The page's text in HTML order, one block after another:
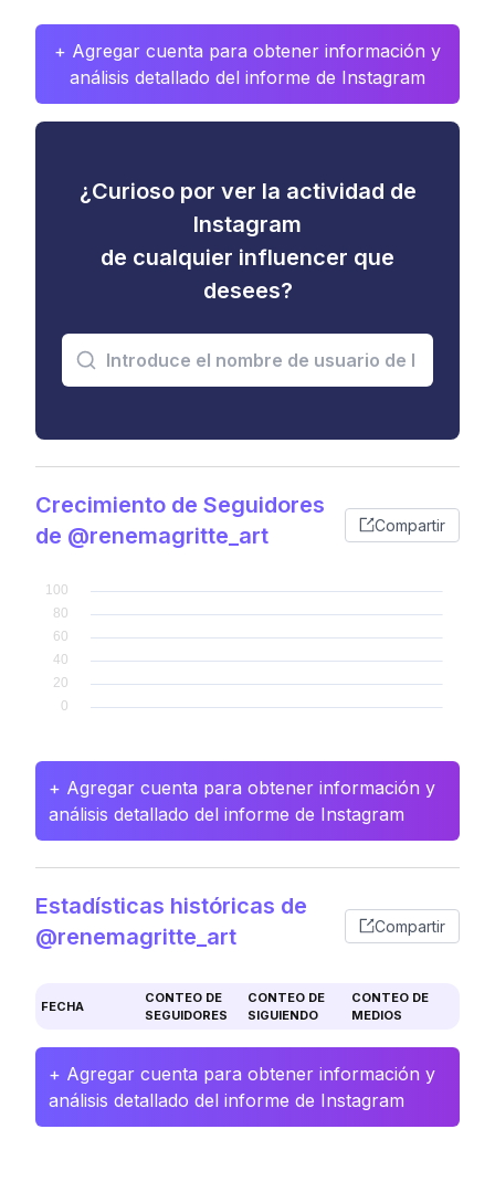
+ Agregar cuenta para obtener información y
análisis detallado del informe de Instagram
¿Curioso por ver la actividad de
Instagram
de cualquier influencer que
desees?
Crecimiento de Seguidores
de @renemagritte_art
Compartir
+ Agregar cuenta para obtener información y
análisis detallado del informe de Instagram
Estadísticas históricas de
@renemagritte_art
Compartir
FECHA
CONTEO DE
SEGUIDORES
CONTEO DE
SIGUIENDO
CONTEO DE
MEDIOS
+ Agregar cuenta para obtener información y
análisis detallado del informe de Instagram